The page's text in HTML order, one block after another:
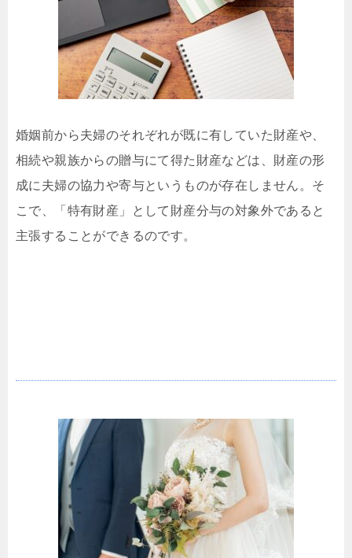
婚姻前から夫婦のそれぞれが既に有していた財産や、
相続や親族からの贈与にて得た財産などは、財産の形
成に夫婦の協力や寄与というものが存在しません。そ
こで、「特有財産」として財産分与の対象外であると
主張することができるのです。